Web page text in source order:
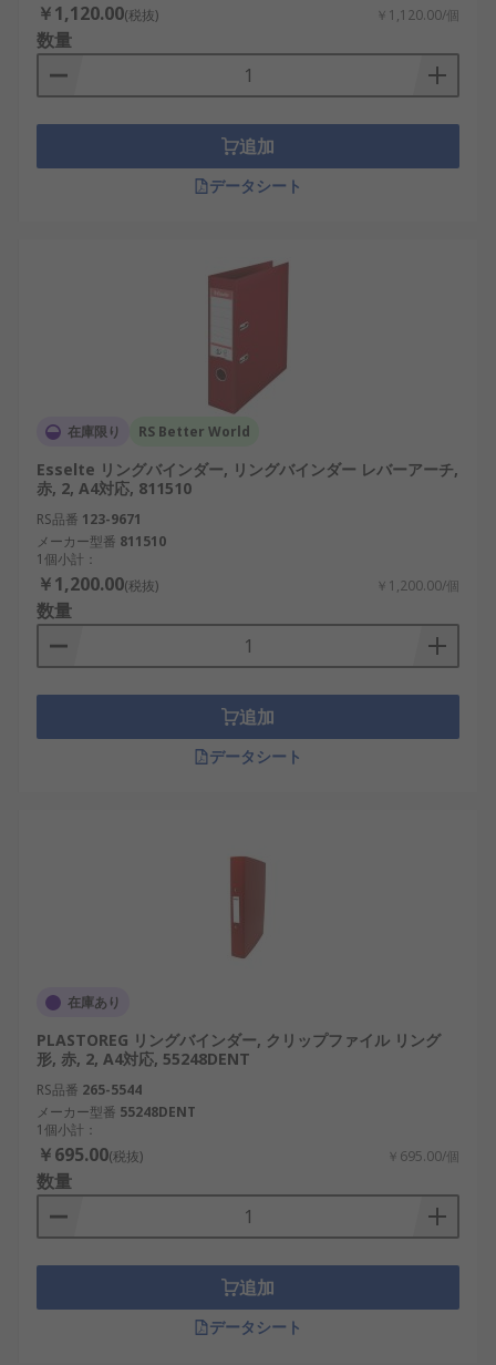
￥1,120.00(税抜) ￥1,120.00/個
数量
追加
データシート
在庫限り RS Better World
Esselte リングバインダー, リングバインダー レバーアーチ,
赤, 2, A4対応, 811510
RS品番 123-9671
メーカー型番 811510
1個小計：
￥1,200.00(税抜) ￥1,200.00/個
数量
追加
データシート
在庫あり
PLASTOREG リングバインダー, クリップファイル リング
形, 赤, 2, A4対応, 55248DENT
RS品番 265-5544
メーカー型番 55248DENT
1個小計：
￥695.00(税抜) ￥695.00/個
数量
追加
データシート